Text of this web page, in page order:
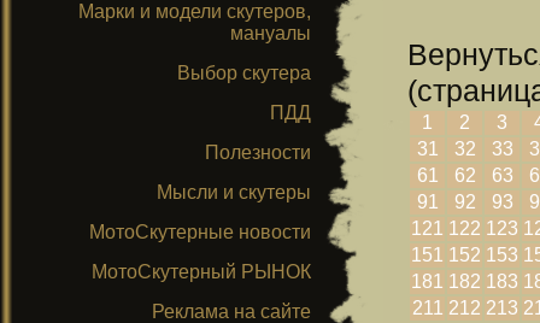
Марки и модели скутеров,
мануалы
Выбор скутера
ПДД
Полезности
Мысли и скутеры
МотоСкутерные новости
МотоСкутерный РЫНОК
Реклама на сайте
1 2 3
31
32 33
61
62 63
91
92 93
121 122 123
151 152 153
181 182 183
211 212 213